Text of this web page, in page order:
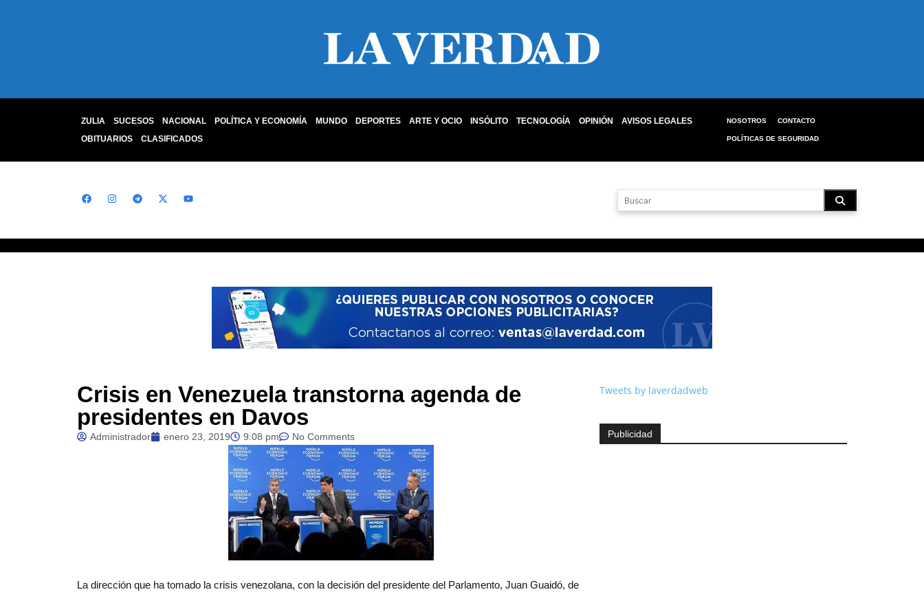
ZULIA SUCESOS NACIONAL POLÍTICA Y ECONOMÍA MUNDO DEPORTES ARTE Y OCIO INSÓLITO TECNOLOGÍA OPINIÓN
AVISOS LEGALES
OBITUARIOS
CLASIFICADOS
NOSOTROS CONTACTO
POLÍTICAS DE SEGURIDAD
Crisis en Venezuela transtorna agenda de
presidentes en Davos
Administrador enero 23, 2019 9:08 pm No Comments
La dirección que ha tomado la crisis venezolana, con la decisión del presidente del Parlamento, Juan Guaidó, de
Tweets by laverdadweb
Publicidad